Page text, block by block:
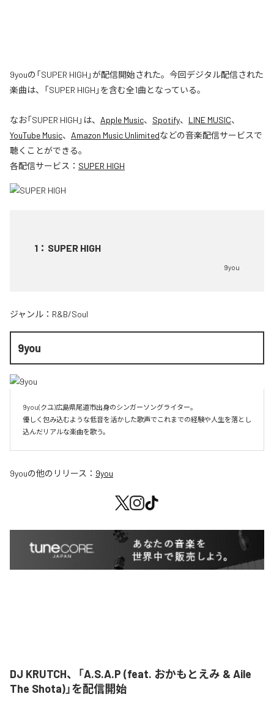
9youの「SUPER HIGH」が配信開始された。今回デジタル配信された
楽曲は、「SUPER HIGH」を含む全1曲となっている。
なお「SUPER HIGH 」は、 Apple Music、 Spotify、 LINE MUSIC、
YouTube Music、 Amazon Music Unlimitedなどの音楽配信サービスで
聴くことができる。
各配信サービス： SUPER HIGH
1 ： SUPER HIGH
9you
ジャンル： R&B/Soul
9you
9you(クユ)広島県尾道市出身のシンガーソングライター。
優しく包み込むような低音を活かした歌声でこれまでの経験や人生を落とし
込んだリアルな楽曲を歌う。
9youの他のリリース： 9you
DJ KRUTCH、「A.S.A.P (feat. おかもとえみ & Aile
The Shota)」を配信開始